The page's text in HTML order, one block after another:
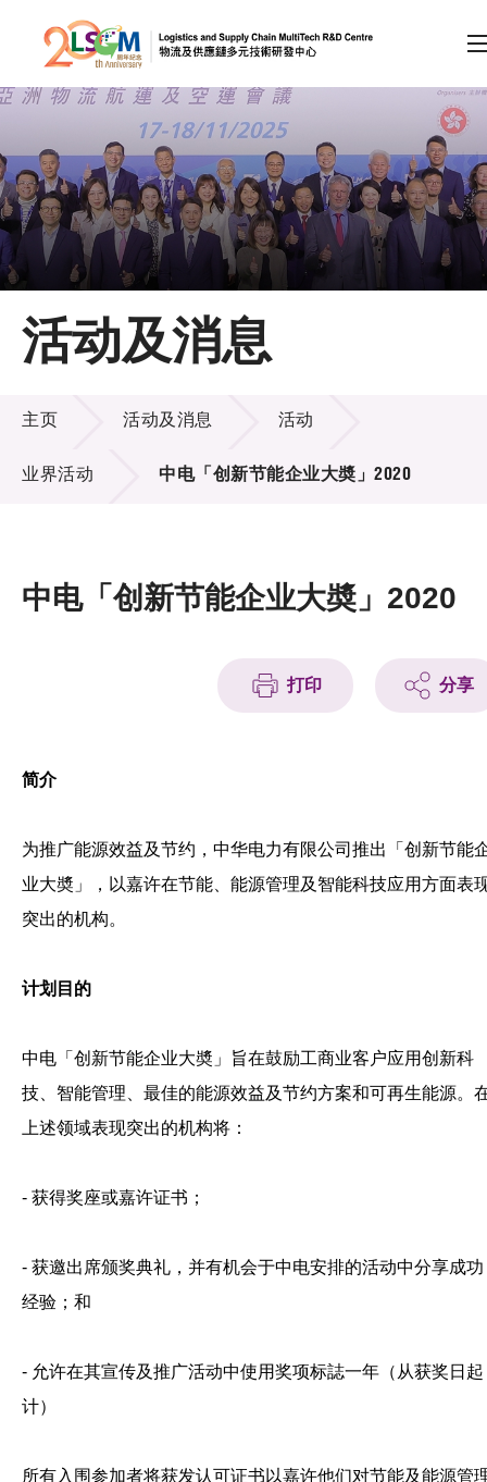
跳到内容（按回车键）
会员登录
A A EN 繁 简
主页
关于LSCM
技术商品化
项目及资助计划
活动及消息
活动及消息
活动及消息
主页 活动及消息 活动
业界活动 中电「创新节能企业大奬」2020
中电「创新节能企业大奬」2020
打印 分享
简介
为推广能源效益及节约，中华电力有限公司推出「创新节能
业大奬」，以嘉许在节能、能源管理及智能科技应用方面表
突出的机构。
计划目的
中电「创新节能企业大奬」旨在鼓励工商业客户应用创新科
技、智能管理、最佳的能源效益及节约方案和可再生能源。
上述领域表现突出的机构将：
- 获得奖座或嘉许证书；
- 获邀出席颁奖典礼，并有机会于中电安排的活动中分享成功
经验；和
- 允许在其宣传及推广活动中使用奖项标誌一年（从获奖日起
计）
所有入围参加者将获发认可证书以嘉许他们对节能及能源管